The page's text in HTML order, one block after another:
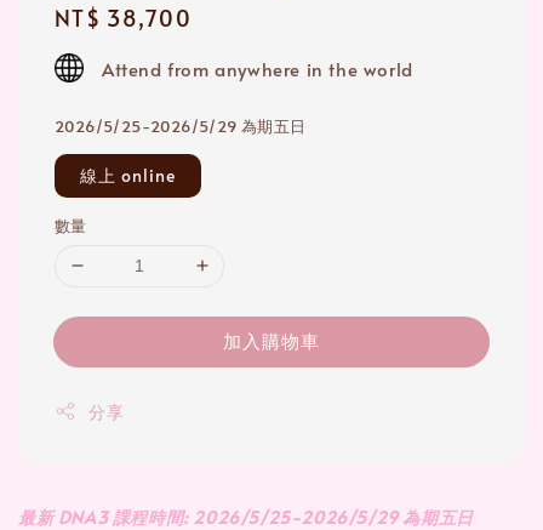
Regular
price
NT$ 38,700
Attend from anywhere in the world
2026/5/25-2026/5/29 為期五日
線上 online
數量
加入購物車
分享
最新 DNA3 課程時間: 2026/5/25-2026/5/29 為期五日